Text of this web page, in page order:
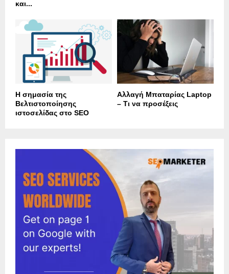
και...
Η σημασία της
Βελτιστοποίησης
ιστοσελίδας στο SEO
Αλλαγή Μπαταρίας Laptop
– Τι να προσέξεις